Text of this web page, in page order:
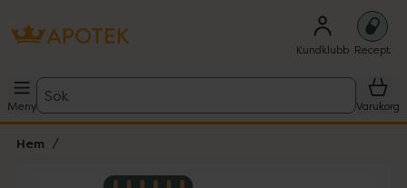
Kundklubb Recept
Meny
Sök
Varukorg
Hem